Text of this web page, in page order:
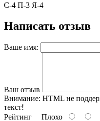
С-4 П-3 Я-4
Написать отзыв
Ваше имя:
Ваш отзыв
Внимание: HTML не
текст!
Рейтинг Плохо